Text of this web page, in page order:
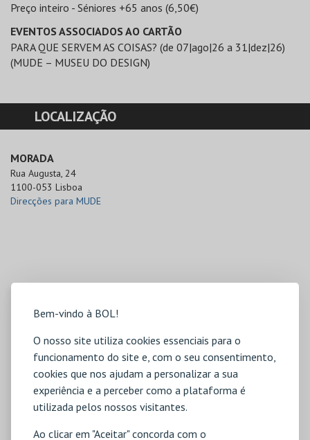
Bem-vindo à BOL!
O nosso site utiliza cookies essenciais para o
funcionamento do site e, com o seu consentimento,
cookies que nos ajudam a personalizar a sua
experiência e a perceber como a plataforma é
utilizada pelos nossos visitantes.
Ao clicar em "Aceitar" concorda com o
Preço inteiro - Séniores +65 anos (6,50€)
EVENTOS ASSOCIADOS AO CARTÃO
PARA QUE SERVEM AS COISAS? (de 07|ago|26 a 31|dez|26)
(MUDE – MUSEU DO DESIGN)
LOCALIZAÇÃO
MORADA
Rua Augusta, 24
1100-053 Lisboa
Direcções para MUDE